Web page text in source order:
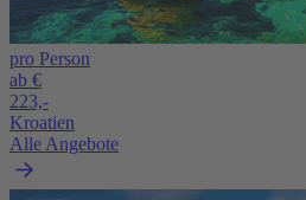
pro Person
ab €
223,-
Kroatien
Alle Angebote